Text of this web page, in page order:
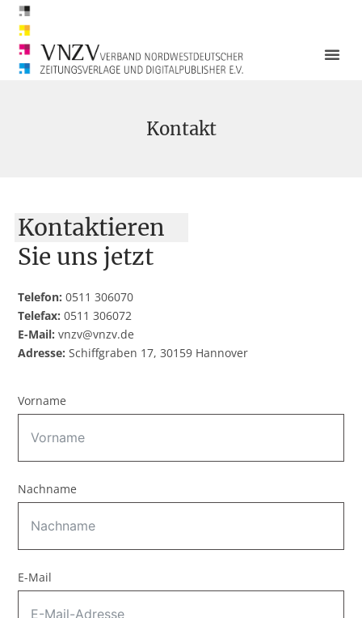
Kontakt
Kontaktieren
Sie uns jetzt
Telefon: 0511 306070
Telefax: 0511 306072
E-Mail: vnzv@vnzv.de
Adresse: Schiffgraben 17, 30159 Hannover
Vorname
Nachname
E-Mail